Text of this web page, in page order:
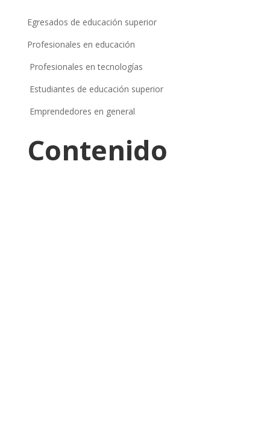
Egresados de educación superior
Profesionales en educación
Profesionales en tecnologías
Estudiantes de educación superior
Emprendedores en general
Contenido